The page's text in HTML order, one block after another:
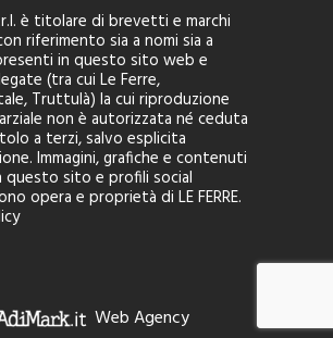
è titolare di brevetti e marchi
riferimento sia a nomi sia a
in questo sito web e
(tra cui Le Ferre,
Truttulà) la cui riproduzione
non è autorizzata né ceduta
a terzi, salvo esplicita
Immagini, grafiche e contenuti
questo sito e profili social
opera e proprietà di LE FERRE.
Web Agency